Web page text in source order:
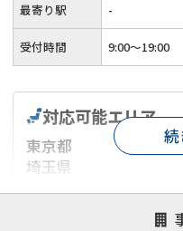
最寄り駅 -
受付時間 9:00～19:00
対応可能エリア
東京都
埼玉県